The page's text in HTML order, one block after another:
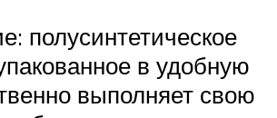
полусинтетическое
в удобную
выполняет свою